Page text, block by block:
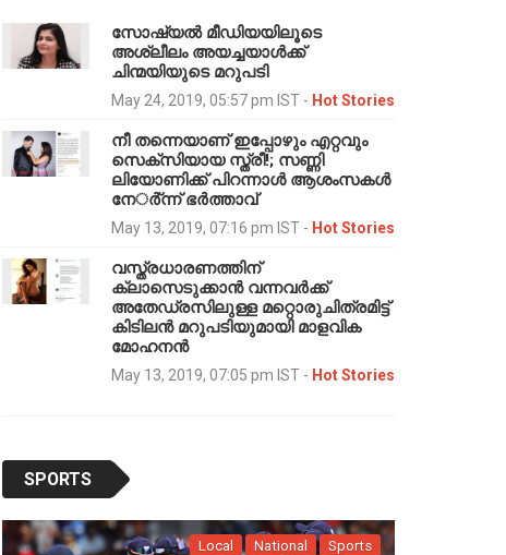
സോഷ്യല്‍ മീഡിയയിലൂടെ
അശ്ലീലം അയച്ചയാള്‍ക്ക്
ചിന്മയിയുടെ മറുപടി
May 24, 2019, 05:57 pm IST - Hot Stories
നീ തന്നെയാണ് ഇപ്പോഴും എറ്റവും
സെക്സിയായ സ്ത്രീ!; സണ്ണി
ലിയോണിക്ക് പിറന്നാള്‍ ആശംസകള്‍
നേര്‍്ന്ന് ഭര്‍ത്താവ്
May 13, 2019, 07:16 pm IST - Hot Stories
വസ്ത്രധാരണത്തിന്
ക്ലാസെടുക്കാന്‍ വന്നവര്‍ക്ക്
അതേഡ്രസിലുള്ള മറ്റൊരുചിത്രമിട്ട്
കിടിലന്‍ മറുപടിയുമായി മാളവിക
മോഹനന്‍
May 13, 2019, 07:05 pm IST - Hot Stories
SPORTS
Local National Sports